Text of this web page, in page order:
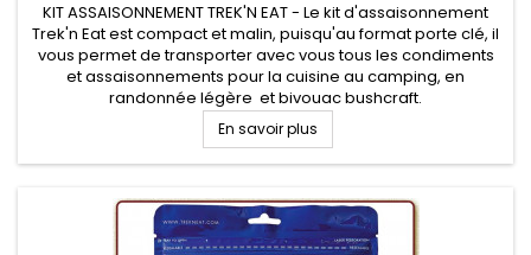
KIT ASSAISONNEMENT TREK'N EAT - Le kit d'assaisonnement
Trek'n Eat est compact et malin, puisqu'au format porte clé, il
vous permet de transporter avec vous tous les condiments
et assaisonnements pour la cuisine au camping, en
randonnée légère et bivouac bushcraft.
En savoir plus